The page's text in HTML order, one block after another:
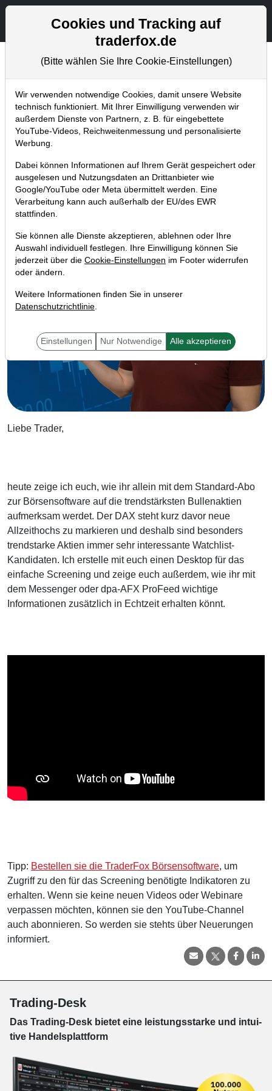
Aktien- und Artikelsuche
Trader-Blog
Home Blog Trader-Blog
So identifiziert ihr trendstarke
Bullenaktien mit der
Börsensoftware
16.01.2020 um 12:34 Uhr | A. Zehetner
Liebe Trader,
heute zeige ich euch, wie ihr allein mit dem Standard-Abo
zur Börsensoftware auf die trendstärksten Bullenaktien
aufmerksam werdet. Der DAX steht kurz davor neue
Allzeithochs zu markieren und deshalb sind besonders
trendstarke Aktien immer sehr interessante Watchlist-
Kandidaten. Ich erstelle mit euch einen Desktop für das
einfache Screening und zeige euch außerdem, wie ihr mit
dem Messenger oder dpa-AFX ProFeed wichtige
Informationen zusätzlich in Echtzeit erhalten könnt.
Tipp: Bestellen sie die TraderFox Börsensoftware, um
Zugriff zu den für das Screening benötigte Indikatoren zu
erhalten. Wenn sie keine neuen Videos oder Webinare
verpassen möchten, können sie den YouTube-Channel
auch abonnieren. So werden sie stehts über Neuerungen
informiert.
Trading-Desk
Das Trading-Desk bie­tet eine leis­tungs­star­ke und in­tui­
tive Han­dels­platt­form
Cookies und Tracking auf
traderfox.de
(Bitte wählen Sie Ihre Cookie-Einstellungen)
Wir verwenden notwendige Cookies, damit unsere Website
technisch funktioniert. Mit Ihrer Einwilligung verwenden wir
außerdem Dienste von Partnern, z. B. für eingebettete
YouTube-Videos, Reichweitenmessung und personalisierte
Werbung.
Dabei können Informationen auf Ihrem Gerät gespeichert oder
ausgelesen und Nutzungsdaten an Drittanbieter wie
Google/YouTube oder Meta übermittelt werden. Eine
Verarbeitung kann auch außerhalb der EU/des EWR
stattfinden.
Sie können alle Dienste akzeptieren, ablehnen oder Ihre
Auswahl individuell festlegen. Ihre Einwilligung können Sie
jederzeit über die Cookie-Einstellungen im Footer widerrufen
oder ändern.
Weitere Informationen finden Sie in unserer
Datenschutzrichtlinie.
Einstellungen Nur Notwendige Alle akzeptieren